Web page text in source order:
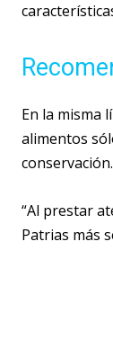
En la misma
alimentos
conservación.
“Al prestar
Patrias más